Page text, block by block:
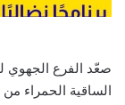
صعّد الفرع الجهوي
الساقية الحمراء